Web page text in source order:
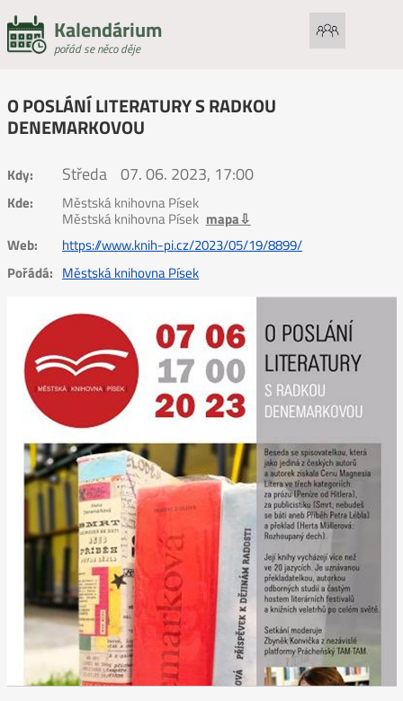
Kalendárium
pořád se něco děje
O POSLÁNÍ LITERATURY S RADKOU
DENEMARKOVOU
Kdy: Středa 07. 06. 2023, 17:00
Kde: Městská knihovna Písek
Městská knihovna Písek mapa⇩
Web:
https://www.knih-pi.cz/2023/05/19/8899/
Pořádá: Městská knihovna Písek